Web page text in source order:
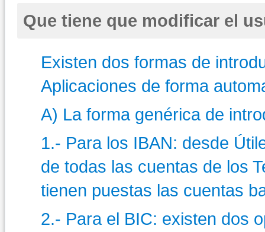
Que tiene que modificar el
Existen dos formas de
Aplicaciones de forma
A) La forma genérica de
1.- Para los IBAN: desde
de todas las cuentas de los
tienen puestas las cuentas
2.- Para el BIC: existen dos